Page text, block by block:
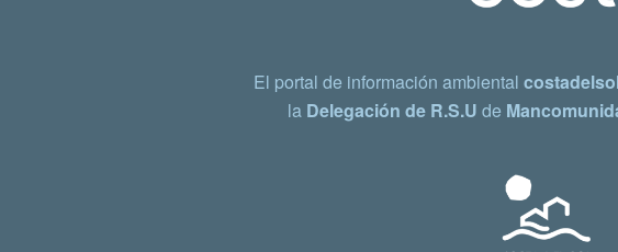
El portal de información ambiental
la Delegación de R.S.U de